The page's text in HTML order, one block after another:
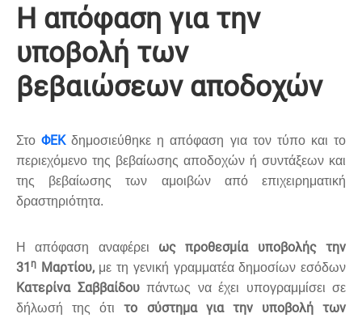
Η απόφαση για την
υποβολή των
βεβαιώσεων αποδοχών
ΣτοΦΕΚ δημοσιεύθηκε η απόφαση για τον τύπο και το
περιεχόμενο της βεβαίωσης αποδοχών ή συντάξεων και
της βεβαίωσης των αμοιβών από επιχειρηματική
δραστηριότητα.
Η απόφαση αναφέρει ως προθεσμία υποβολής την
31 η Μαρτίου,με τη γενική γραμματέα δημοσίων εσόδων
Κατερίνα Σαββαίδουπάντως να έχει υπογραμμίσει σε
δήλωσή της ότιτο σύστημα για την υποβολή των